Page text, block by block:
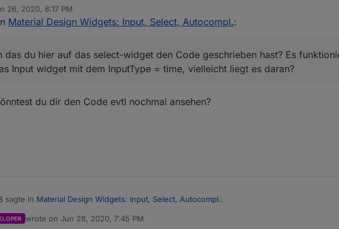
select__selection--comma{
es sein das du hier auf das select-widget den Code geschrieben hast? Es funktioniert leider
mit dem InputType = time, vielleicht liegt es daran?
field__slot{
26, 2020, 8:17 PM
Material Design Widgets: Input, Select, Autocompl.:
das du hier auf das select-widget den Code geschrieben hast? Es
Input widget mit dem InputType = time, vielleicht liegt es daran?
du dir den Code evtl nochmal ansehen?
sagte in Material Design Widgets: Input, Select, Autocompl.:
wrote on Jun 28, 2020, 7:45 PM
last edited by